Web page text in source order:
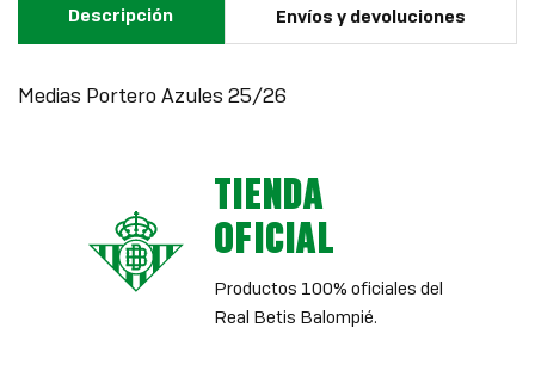
Descripción Envíos y devoluciones
Medias Portero Azules 25/26
TIENDA
OFICIAL
Productos 100% oficiales del
Real Betis Balompié.